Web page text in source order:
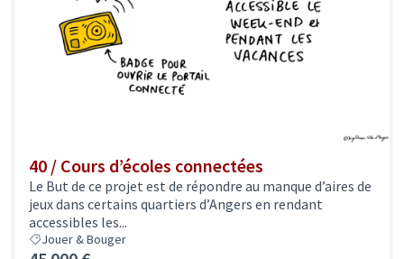
40 / Cours d’écoles connectées
Le But de ce projet est de répondre au manque d’aires de
jeux dans certains quartiers d’Angers en rendant
accessibles les...
Jouer & Bouger